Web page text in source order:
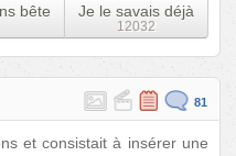
bête
Je le savais déjà
12032
81
et consistait à insérer une